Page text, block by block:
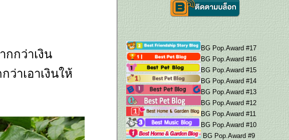
กกว่าเงิน
ว่าเอาเงินให้
BG Pop.Award #17
BG Pop.Award #16
BG Pop.Award #15
BG Pop.Award #14
BG Pop.Award #13
BG Pop.Award #12
BG Pop.Award #11
BG Pop.Award #10
BG Pop.Award #9